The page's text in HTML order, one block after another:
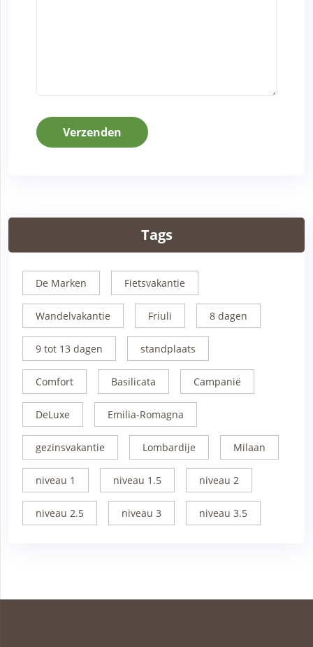
Verzenden
Tags
De Marken Fietsvakantie
Wandelvakantie Friuli 8 dagen
9 tot 13 dagen standplaats
Comfort Basilicata Campanië
DeLuxe Emilia-Romagna
gezinsvakantie Lombardije Milaan
niveau 1 niveau 1.5 niveau 2
niveau 2.5 niveau 3 niveau 3.5